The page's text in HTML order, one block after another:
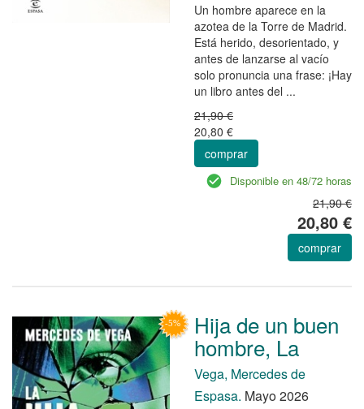
Un hombre aparece en la
azotea de la Torre de Madrid.
Está herido, desorientado, y
antes de lanzarse al vacío
solo pronuncia una frase: ¡Hay
un libro antes del ...
21,90 €
20,80 €
comprar
Disponible en 48/72 horas
21,90 €
20,80 €
comprar
Hija de un buen
hombre, La
Vega, Mercedes de
Espasa. Mayo 2026